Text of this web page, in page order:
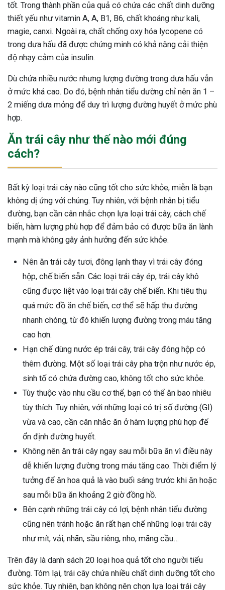
tốt. Trong thành phần của quả có chứa các chất dinh dưỡng
thiết yếu như vitamin A, A, B1, B6, chất khoáng như kali,
magie, canxi. Ngoài ra, chất chống oxy hóa lycopene có
trong dưa hấu đã được chứng minh có khả năng cải thiện
độ nhạy cảm của insulin.
Dù chứa nhiều nước nhưng lượng đường trong dưa hấu vẫn
ở mức khá cao. Do đó, bệnh nhân tiểu dường chỉ nên ăn 1 –
2 miếng dưa mỏng để duy trì lượng đường huyết ở mức phù
hợp.
Ăn trái cây như thế nào mới đúng
cách?
Bất kỳ loại trái cây nào cũng tốt cho sức khỏe, miễn là bạn
không dị ứng với chúng. Tuy nhiên, với bệnh nhân bị tiểu
đường, bạn cần cân nhắc chọn lựa loại trái cây, cách chế
biến, hàm lượng phù hợp để đảm bảo có được bữa ăn lành
mạnh mà không gây ảnh hưởng đến sức khỏe.
Nên ăn trái cây tươi, đông lạnh thay vì trái cây đóng
hộp, chế biến sẵn. Các loại trái cây ép, trái cây khô
cũng được liệt vào loại trái cây chế biến. Khi tiêu thụ
quá mức đồ ăn chế biến, cơ thể sẽ hấp thu đường
nhanh chóng, từ đó khiến lượng đường trong máu tăng
cao hơn.
Hạn chế dùng nước ép trái cây, trái cây đóng hộp có
thêm đường. Một số loại trái cây pha trộn như nước ép,
sinh tố có chứa đường cao, không tốt cho sức khỏe.
Tùy thuộc vào nhu cầu cơ thể, bạn có thể ăn bao nhiêu
tùy thích. Tuy nhiên, với những loại có trị số đường (GI)
vừa và cao, cần cân nhắc ăn ở hàm lượng phù hợp để
ổn định đường huyết.
Không nên ăn trái cây ngay sau mỗi bữa ăn vì điều này
dễ khiến lượng đường trong máu tăng cao. Thời điểm lý
tưởng để ăn hoa quả là vào buổi sáng trước khi ăn hoặc
sau mỗi bữa ăn khoảng 2 giờ đồng hồ.
Bên cạnh những trái cây có lợi, bệnh nhân tiểu đường
cũng nên tránh hoặc ăn rất hạn chế những loại trái cây
như mít, vải, nhãn, sầu riêng, nho, mãng cầu…
Trên đây là danh sách 20 loại hoa quả tốt cho người tiểu
đường. Tóm lại, trái cây chứa nhiều chất dinh dưỡng tốt cho
sức khỏe. Tuy nhiên, bạn không nên chọn lựa loại trái cây